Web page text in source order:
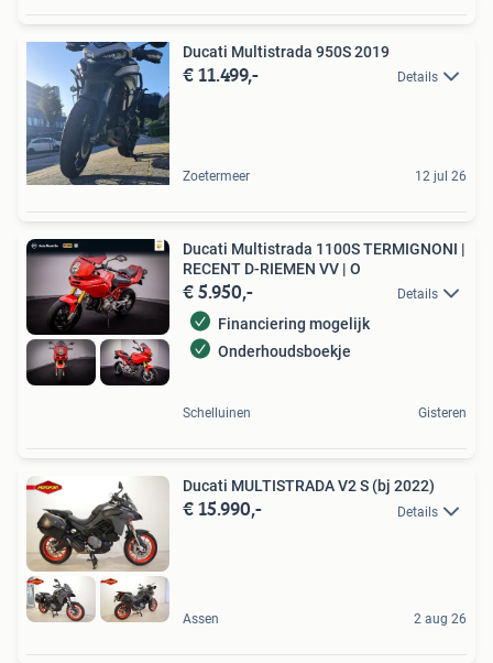
Ducati Multistrada 950S 2019
€ 11.499,- Details
Zoetermeer 12 jul 26
Ducati Multistrada 1100S TERMIGNONI |
RECENT D-RIEMEN VV | O
€ 5.950,- Details
Financiering mogelijk
Onderhoudsboekje
Schelluinen Gisteren
Ducati MULTISTRADA V2 S (bj 2022)
€ 15.990,- Details
Assen 2 aug 26